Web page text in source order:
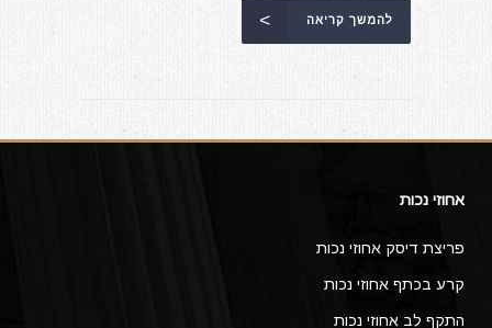
להמשך קריאה
אחוזי נכות
פריצת דיסק אחוזי נכות
קרע בכתף אחוזי נכות
התקף לב אחוזי נכות